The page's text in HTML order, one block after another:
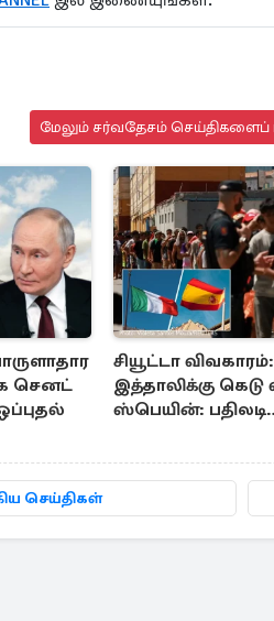
மேலும் சர்வதேசம் செய்திகளைப்
செனட்
சியூட்டா விவகாரம்:
இத்தாலிக்கு கெடு
ஸ்பெயின்: பதிலடி
செய்திகள்